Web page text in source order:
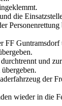
die
Personenrettung
FF Guntramsdorf
und
der
wieder in die